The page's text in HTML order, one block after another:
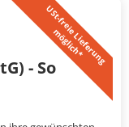
U
S
t
-
f
r
e
i
e
L
i
e
f
e
r
u
n
g
m
ö
g
l
i
c
h
*
- So